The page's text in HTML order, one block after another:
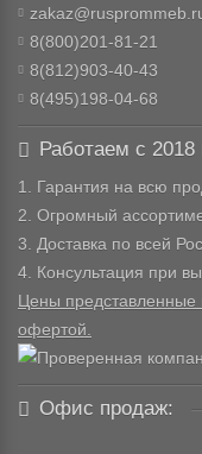
8(800)201-81-21
8(812)903-40-43
8(495)198-04-68
Работаем с 2018
1. Гарантия на всю
2. Огромный
3. Доставка по всей
4. Консультация при
Цены представленные
офертой.
Офис продаж: